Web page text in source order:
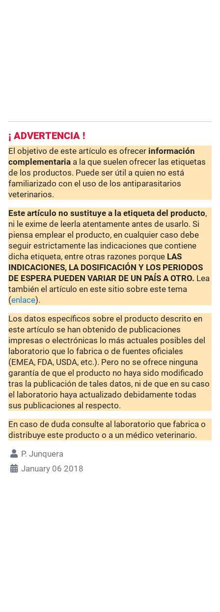
¡ ADVERTENCIA !
El objetivo de este artículo es ofrecer información
complementaria a la que suelen ofrecer las etiquetas
de los productos. Puede ser útil a quien no está
familiarizado con el uso de los antiparasitarios
veterinarios.
Este artículo no sustituye a la etiqueta del producto,
ni le exime de leerla atentamente antes de usarlo. Si
piensa emplear el producto, en cualquier caso debe
seguir estrictamente las indicaciones que contiene
dicha etiqueta, entre otras razones porque LAS
INDICACIONES, LA DOSIFICACIÓN Y LOS PERIODOS
DE ESPERA PUEDEN VARIAR DE UN PAÍS A OTRO. Lea
también el artículo en este sitio sobre este tema
(enlace).
Los datos específicos sobre el producto descrito en
este artículo se han obtenido de publicaciones
impresas o electrónicas lo más actuales posibles del
laboratorio que lo fabrica o de fuentes oficiales
(EMEA, FDA, USDA, etc.). Pero no se ofrece ninguna
garantía de que el producto no haya sido modificado
tras la publicación de tales datos, ni de que en su caso
el laboratorio haya actualizado debidamente todas
sus publicaciones al respecto.
En caso de duda consulte al laboratorio que fabrica o
distribuye este producto o a un médico veterinario.
P. Junquera
January 06 2018